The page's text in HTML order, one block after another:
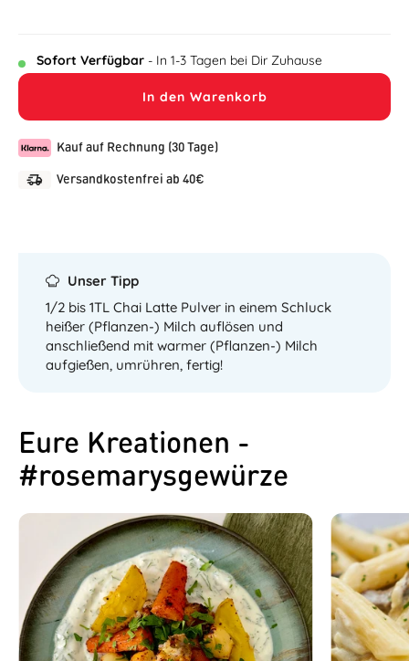
Sofort Verfügbar- In 1-3 Tagen bei Dir Zuhause
In den Warenkorb
Kauf auf Rechnung (30 Tage)
Versandkostenfrei ab 40€
Unser Tipp
1/2 bis 1TL Chai Latte Pulver in einem Schluck
heißer (Pflanzen-) Milch auflösen und
anschließend mit warmer (Pflanzen-) Milch
aufgießen, umrühren, fertig!
Eure Kreationen -
#rosemarysgewürze